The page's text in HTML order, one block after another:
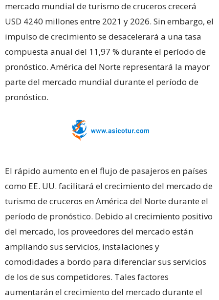
mercado mundial de turismo de cruceros crecerá
USD 4240 millones entre 2021 y 2026. Sin embargo, el
impulso de crecimiento se desacelerará a una tasa
compuesta anual del 11,97 % durante el período de
pronóstico. América del Norte representará la mayor
parte del mercado mundial durante el período de
pronóstico.
El rápido aumento en el flujo de pasajeros en países
como EE. UU. facilitará el crecimiento del mercado de
turismo de cruceros en América del Norte durante el
período de pronóstico. Debido al crecimiento positivo
del mercado, los proveedores del mercado están
ampliando sus servicios, instalaciones y
comodidades a bordo para diferenciar sus servicios
de los de sus competidores. Tales factores
aumentarán el crecimiento del mercado durante el